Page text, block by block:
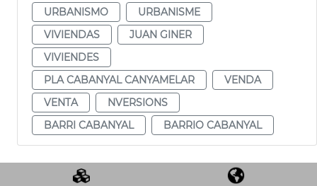
URBANISMO
URBANISME
VIVIENDAS
JUAN GINER
VIVIENDES
PLA CABANYAL CANYAMELAR
VENDA
VENTA
NVERSIONS
BARRI CABANYAL
BARRIO CABANYAL